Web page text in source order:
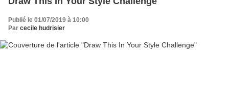
Publié le 01/07/2019 à 10:00
Par cecile hudrisier